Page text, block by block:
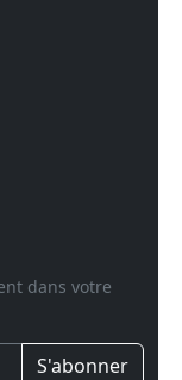
dans votre
S'abonner